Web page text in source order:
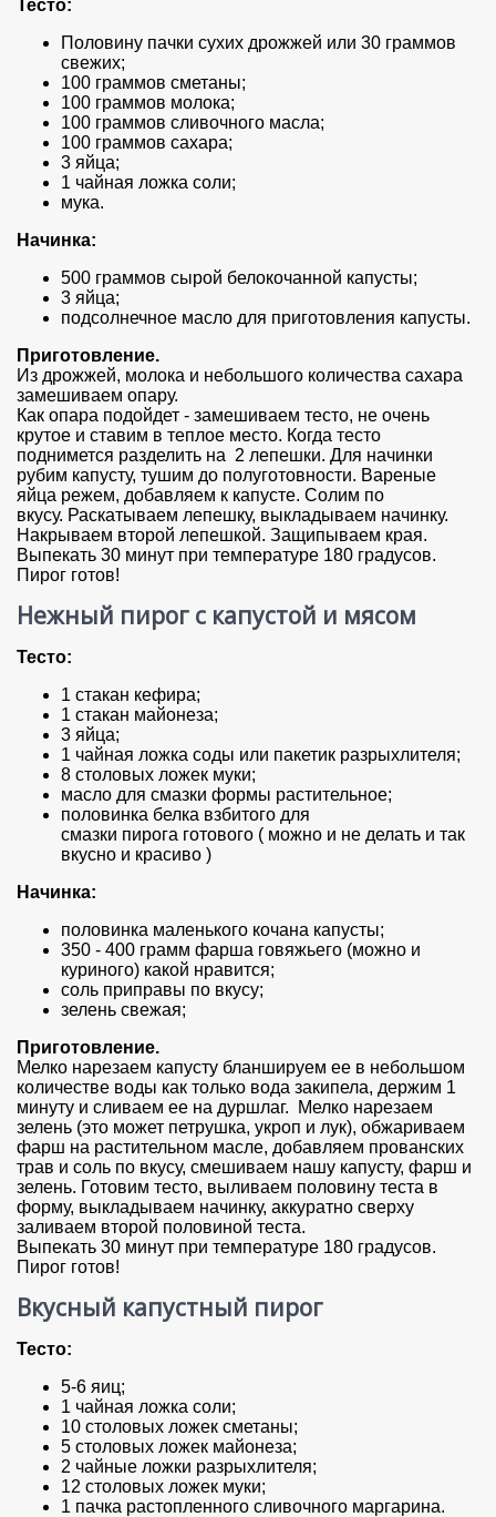
Тесто:
Половину пачки сухих дрожжей или 30 граммов
свежих;
100 граммов сметаны;
100 граммов молока;
100 граммов сливочного масла;
100 граммов сахара;
3 яйца;
1 чайная ложка соли;
мука.
Начинка:
500 граммов сырой белокочанной капусты;
3 яйца;
подсолнечное масло для приготовления капусты.
Приготовление.
Из дрожжей, молока и небольшого количества сахара
замешиваем опару.
Как опара подойдет - замешиваем тесто, не очень
крутое и ставим в теплое место. Когда тесто
поднимется разделить на 2 лепешки. Для начинки
рубим капусту, тушим до полуготовности. Вареные
яйца режем, добавляем к капусте. Солим по
вкусу. Раскатываем лепешку, выкладываем начинку.
Накрываем второй лепешкой. Защипываем края.
Выпекать 30 минут при температуре 180 градусов.
Пирог готов!
Нежный пирог с капустой и мясом
Тесто:
1 стакан кефира;
1 стакан майонеза;
3 яйца;
1 чайная ложка соды или пакетик разрыхлителя;
8 столовых ложек муки;
масло для смазки формы растительное;
половинка белка взбитого для
смазки пирога готового ( можно и не делать и так
вкусно и красиво )
Начинка:
половинка маленького кочана капусты;
350 - 400 грамм фарша говяжьего (можно и
куриного) какой нравится;
соль приправы по вкусу;
зелень свежая;
Приготовление.
Мелко нарезаем капусту бланшируем ее в небольшом
количестве воды как только вода закипела, держим 1
минуту и сливаем ее на дуршлаг. Мелко нарезаем
зелень (это может петрушка, укроп и лук), обжариваем
фарш на растительном масле, добавляем прованских
трав и соль по вкусу, смешиваем нашу капусту, фарш и
зелень. Готовим тесто, выливаем половину теста в
форму, выкладываем начинку, аккуратно сверху
заливаем второй половиной теста.
Выпекать 30 минут при температуре 180 градусов.
Пирог готов!
Вкусный капустный пирог
Тесто:
5-6 яиц;
1 чайная ложка соли;
10 столовых ложек сметаны;
5 столовых ложек майонеза;
2 чайные ложки разрыхлителя;
12 столовых ложек муки;
1 пачка растопленного сливочного маргарина.